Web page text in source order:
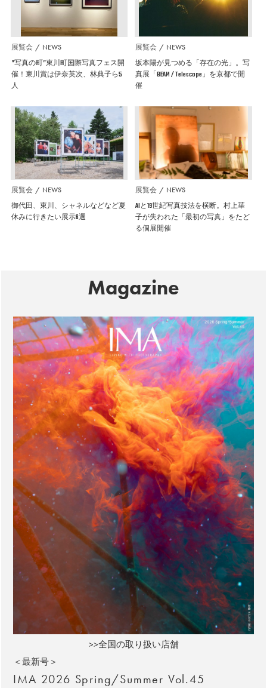
展覧会 NEWS
”写真の町”東川町国際写真フェス開
催！東川賞は伊奈英次、林典子ら5
人
展覧会 NEWS
坂本陽が見つめる「存在の光」。写
真展「BEAM / Telescope」を京都で開
催
展覧会 NEWS
御代田、東川、シャネルなどなど夏
休みに行きたい展示6選
展覧会 NEWS
AIと19世紀写真技法を横断。村上華
子が失われた「最初の写真」をたど
る個展開催
Magazine
>>全国の取り扱い店舗
＜最新号＞
IMA 2026 Spring/Summer Vol.45